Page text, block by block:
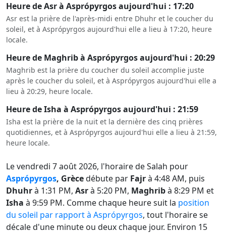
Heure de Asr à Asprópyrgos aujourd'hui : 17:20
Asr est la prière de l'après-midi entre Dhuhr et le coucher du
soleil, et à Asprópyrgos aujourd'hui elle a lieu à 17:20, heure
locale.
Heure de Maghrib à Asprópyrgos aujourd'hui : 20:29
Maghrib est la prière du coucher du soleil accomplie juste
après le coucher du soleil, et à Asprópyrgos aujourd'hui elle a
lieu à 20:29, heure locale.
Heure de Isha à Asprópyrgos aujourd'hui : 21:59
Isha est la prière de la nuit et la dernière des cinq prières
quotidiennes, et à Asprópyrgos aujourd'hui elle a lieu à 21:59,
heure locale.
Le vendredi 7 août 2026, l'horaire de Salah pour
Asprópyrgos, Grècedébute par Fajrà 4:48 AM, puis
Dhuhrà 1:31 PM, Asrà 5:20 PM, Maghribà 8:29 PM et
Isha à 9:59 PM. Comme chaque heure suit la position
du soleil par rapport à Asprópyrgos, tout l'horaire se
décale d'une minute ou deux chaque jour. Environ 15